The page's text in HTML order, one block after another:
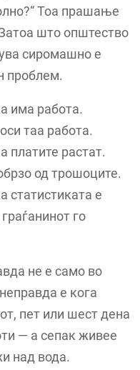
Тоа прашање
што општество
сиромашно е
проблем.
има работа.
таа работа.
платите растат.
од трошоците.
статистиката е
го
не е само во
е кога
пет или шест дена
— а сепак живее
над вода.